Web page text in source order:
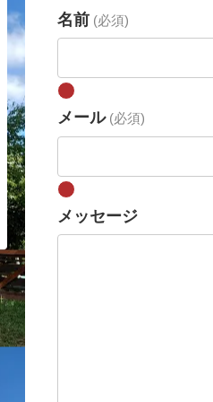
名前 (必須)
メール (必須)
メッセージ